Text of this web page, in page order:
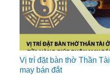
Vị trí đặt bàn thờ Thần
may bán đắt